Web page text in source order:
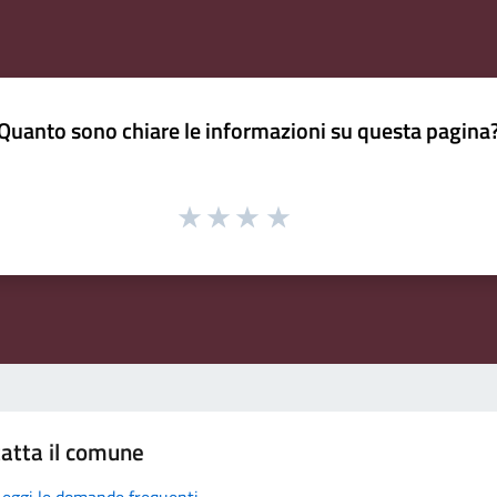
sono chiare le informazioni su questa
il comune